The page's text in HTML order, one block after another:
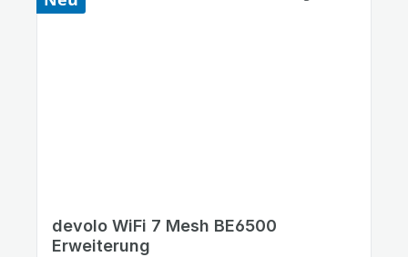
devolo WiFi 7 Mesh BE6500
Erweiterung